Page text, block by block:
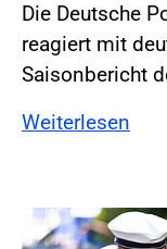
Die Deutsche
reagiert mit
Saisonbericht
Weiterlesen